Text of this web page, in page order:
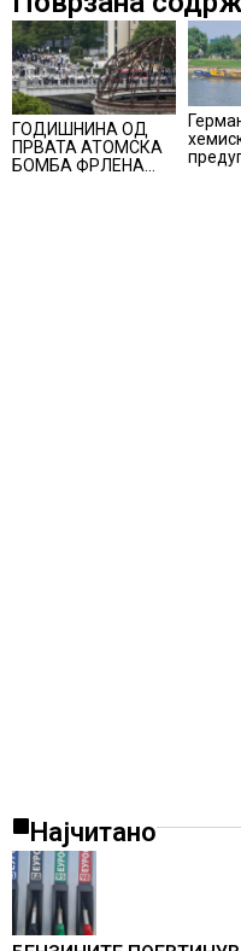
ГОДИШНИНА ОД
ПРВАТА АТОМСКА
БОМБА ФРЛЕНА
Најчитано